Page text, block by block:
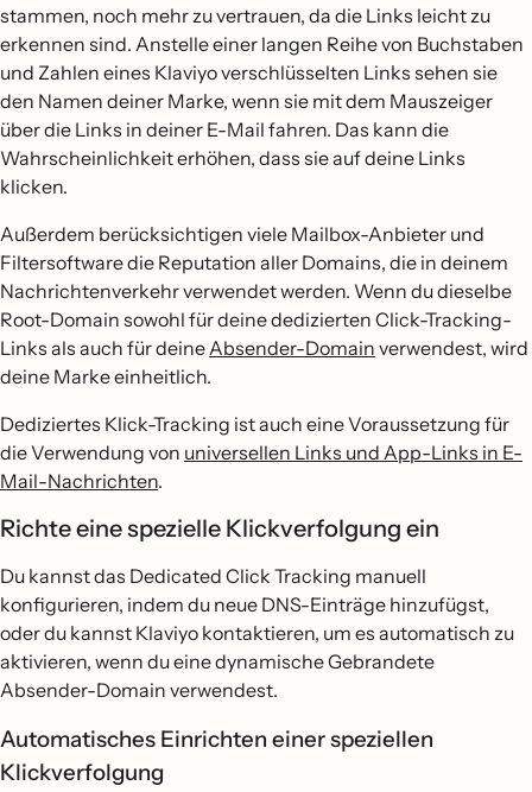
stammen, noch mehr zu vertrauen, da die Links leicht zu
erkennen sind. Anstelle einer langen Reihe von Buchstaben
und Zahlen eines Klaviyo verschlüsselten Links sehen sie
den Namen deiner Marke, wenn sie mit dem Mauszeiger
über die Links in deiner E-Mail fahren. Das kann die
Wahrscheinlichkeit erhöhen, dass sie auf deine Links
klicken.
Außerdem berücksichtigen viele Mailbox-Anbieter und
Filtersoftware die Reputation aller Domains, die in deinem
Nachrichtenverkehr verwendet werden. Wenn du dieselbe
Root-Domain sowohl für deine dedizierten Click-Tracking-
Links als auch für deineAbsender-Domain verwendest, wird
deine Marke einheitlich.
Dediziertes Klick-Tracking ist auch eine Voraussetzung für
die Verwendung von universellen Links und App-Links in E-
Mail-Nachrichten.
Richte eine spezielle Klickverfolgung ein
Du kannst das Dedicated Click Tracking manuell
konfigurieren, indem du neue DNS-Einträge hinzufügst,
oder du kannst Klaviyo kontaktieren, um es automatisch zu
aktivieren, wenn du eine dynamische Gebrandete
Absender-Domain verwendest.
Automatisches Einrichten einer speziellen
Klickverfolgung